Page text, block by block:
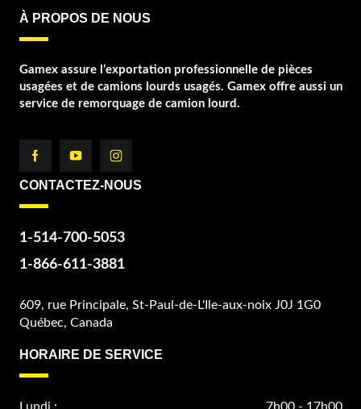
À PROPOS DE NOUS
Gamex assure l’exportation professionnelle de pièces
usagées et de camions lourds usagés. Gamex offre aussi un
service de remorquage de camion lourd.
CONTACTEZ-NOUS
1-514-700-5053
1-866-611-3881
609, rue Principale, St-Paul-de-L'Ile-aux-noix J0J 1G0
Québec, Canada
HORAIRE DE SERVICE